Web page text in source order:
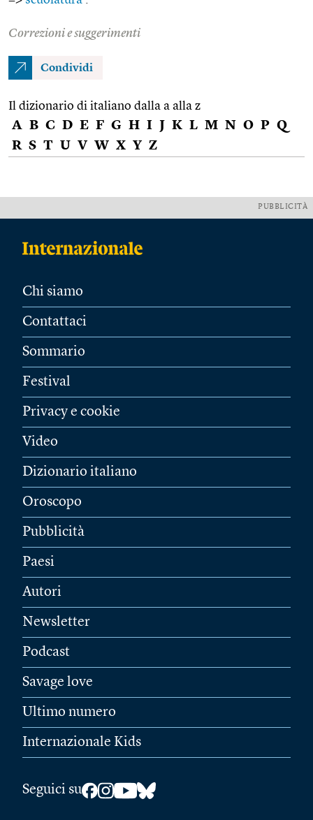
Correzioni e suggerimenti
Condividi
Il dizionario di italiano dalla a alla z
A B C D E F G H I J K L M N O P Q
R S T U V W X Y Z
PUBBLICITÀ
Chi siamo
Contattaci
Sommario
Festival
Privacy e cookie
Video
Dizionario italiano
Oroscopo
Pubblicità
Paesi
Autori
Newsletter
Podcast
Savage love
Ultimo numero
Internazionale Kids
Seguici su